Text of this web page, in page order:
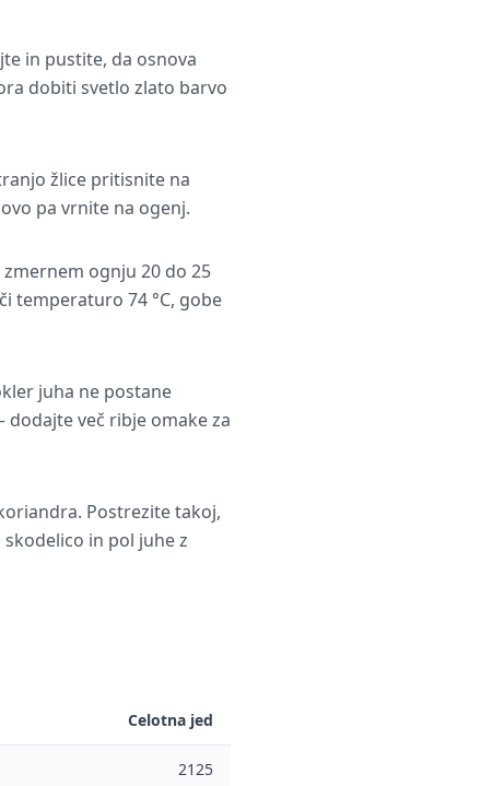
in pustite, da osnova
dobiti svetlo zlato barvo
žlice pritisnite na
pa vrnite na ogenj.
ognju 20 do 25
temperaturo 74 °C, gobe
juha ne postane
več ribje omake za
Postrezite takoj,
in pol juhe z
Celotna jed
2125